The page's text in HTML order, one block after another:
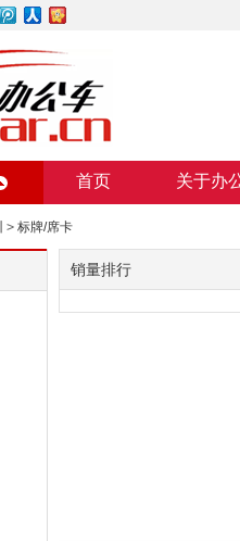
首页 关于办
> 标牌/席卡
销量排行